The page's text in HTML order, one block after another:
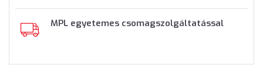
MPL egyetemes csomagszolgáltatással